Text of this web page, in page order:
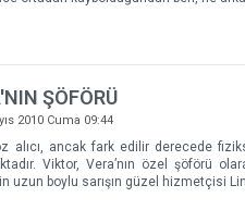
ŞÖFÖRÜ
2010 Cuma 09:44
alıcı, ancak fark edilir derecede
Viktor, Vera’nın özel şöförü
uzun boylu sarışın güzel hizmetçisi